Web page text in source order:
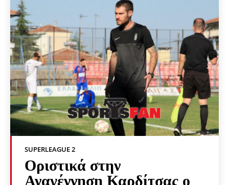
SUPERLEAGUE 2
Οριστικά στην
Αναγέννηση Καρδίτσας ο